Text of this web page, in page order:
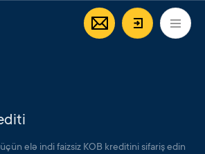
Giriş/
elə indi faizsiz KOB kreditini sifariş edin